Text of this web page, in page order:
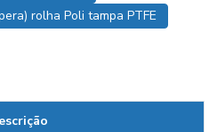
rolha Poli tampa PTFE